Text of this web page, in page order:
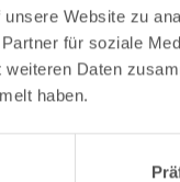
unsere Website zu
für soziale
Daten
haben.
0,8 mm 25 kg"
0,4 - 0,8 mm.